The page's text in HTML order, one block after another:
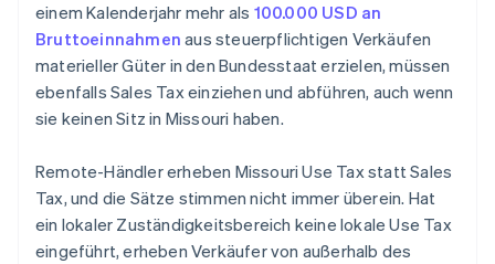
einem Kalenderjahr mehr als 100.000 USD an
Bruttoeinnahmen aus steuerpflichtigen Verkäufen
materieller Güter in den Bundesstaat erzielen, müssen
ebenfalls Sales Tax einziehen und abführen, auch wenn
sie keinen Sitz in Missouri haben.
Remote-Händler erheben Missouri Use Tax statt Sales
Tax, und die Sätze stimmen nicht immer überein. Hat
ein lokaler Zuständigkeitsbereich keine lokale Use Tax
eingeführt, erheben Verkäufer von außerhalb des